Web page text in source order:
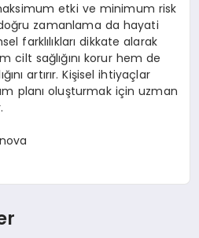
etki ve minimum risk
zamanlama da hayati
farklılıkları dikkate alarak
cilt sağlığını korur hem de
artırır. Kişisel ihtiyaçlar
planı oluşturmak için uzman